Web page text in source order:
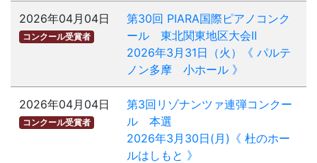
2026年04月04日
コンクール受賞者
第30回 PIARA国際ピアノコンク
ール 東北関東地区大会Ⅱ
2026年3月31日（火）《 パルテ
ノン多摩 小ホール 》
2026年04月04日
コンクール受賞者
第3回リゾナンツァ連弾コンクー
ル 本選
2026年3月30日(月)《 杜のホー
ルはしもと 》